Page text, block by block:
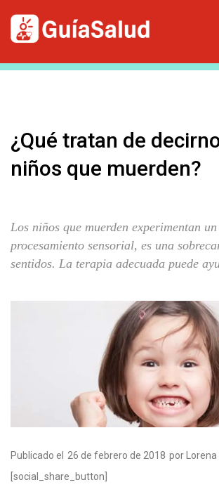
¿Qué tratan de
niños que muerden?
Los niños que muerden experimentan
procesamiento sensorial, es una
sentidos. La terapia adecuada puede
Publicado el 26 de febrero de 2018 por Lorena
[social_share_button]